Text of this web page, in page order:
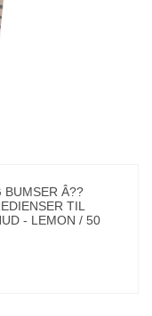
BUMSER Â??
TIL
- LEMON / 50